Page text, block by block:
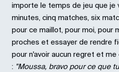
importe le temps de jeu que je
minutes, cinq matches, six
pour ce maillot, pour moi, pour
proches et essayer de rendre
pour n'avoir aucun regret et
: "Moussa, bravo pour ce que